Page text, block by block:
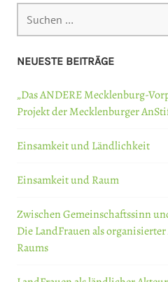
nach:
NEUESTE BEITRÄGE
„Das ANDERE Mecklenburg-
Projekt der Mecklenburger
Einsamkeit und Ländlichkeit
Einsamkeit und Raum
Zwischen Gemeinschaftssinn
Die LandFrauen als
Raums